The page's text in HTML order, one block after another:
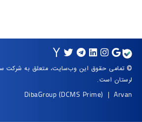
به شرکت سهامی آب منطقه‌ای